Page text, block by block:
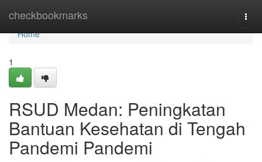
checkbookmarks
Home
Home
1
RSUD Medan: Peningkatan
Bantuan Kesehatan di Tengah
Pandemi Pandemi